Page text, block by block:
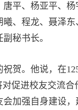
平、杨亚平、
、程龙、聂泽
秘书长。
贺。他说，在
促进校友交流
加强自身建设